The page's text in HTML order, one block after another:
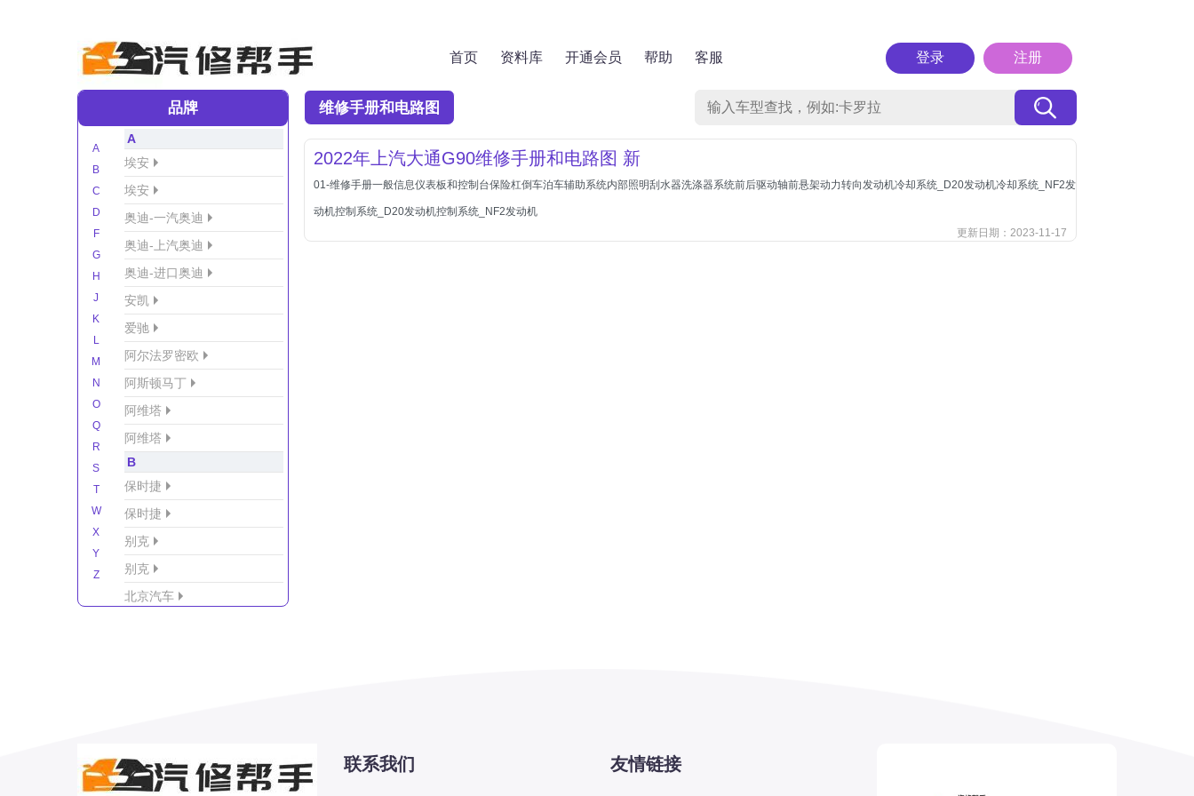
首页 资料库 开通会员 帮助 客服 登录 注册
品牌
A
B
C
D
F
G
H
J
K
L
M
N
O
Q
R
S
T
W
X
Y
Z
A
埃安
埃安
奥迪-一汽奥迪
奥迪-上汽奥迪
奥迪-进口奥迪
安凯
爱驰
阿尔法罗密欧
阿斯顿马丁
阿维塔
阿维塔
B
保时捷
保时捷
别克
别克
北京汽车
北汽幻速
北汽新能源
维修手册和电路图
2022年上汽大通G90维修手册和电路图 新
01-维修手册一般信息仪表板和控制台保险杠倒车泊车辅助系统内部照明刮水器洗涤器系统前后驱动轴前悬架动力转向发动机冷却系统_D20发动机冷却系统_NF2发
动机控制系统_D20发动机控制系统_NF2发动机
更新日期：2023-11-17
联系我们 友情链接